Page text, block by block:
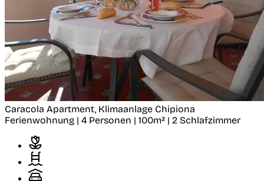
Caracola Apartment, Klimaanlage Chipiona
Ferienwohnung | 4 Personen | 100m² | 2 Schlafzimmer